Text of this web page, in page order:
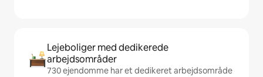
Lejeboliger med dedikerede
arbejdsområder
730 ejendomme har et dedikeret arbejdsområde